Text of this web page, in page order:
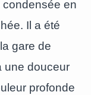
condensée en
Il a été
gare de
une douceur
profonde